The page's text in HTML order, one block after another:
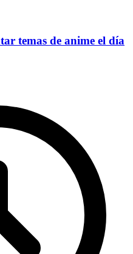
temas de anime el día